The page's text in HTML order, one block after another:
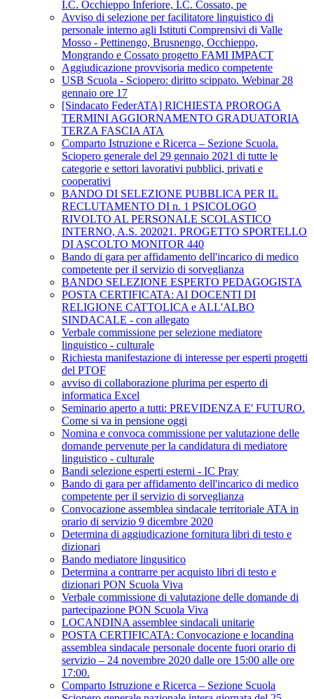
I.C. Occhieppo Inferiore, I.C. Cossato, pe
Avviso di selezione per facilitatore linguistico di
personale interno agli Istituti Comprensivi di Valle
Mosso - Pettinengo, Brusnengo, Occhieppo,
Mongrando e Cossato progetto FAMI IMPACT
Aggiudicazione provvisoria medico competente
USB Scuola - Sciopero: diritto scippato. Webinar 28
gennaio ore 17
[Sindacato FederATA] RICHIESTA PROROGA
TERMINI AGGIORNAMENTO GRADUATORIA
TERZA FASCIA ATA
Comparto Istruzione e Ricerca – Sezione Scuola.
Sciopero generale del 29 gennaio 2021 di tutte le
categorie e settori lavorativi pubblici, privati e
cooperativi
BANDO DI SELEZIONE PUBBLICA PER IL
RECLUTAMENTO DI n. 1 PSICOLOGO
RIVOLTO AL PERSONALE SCOLASTICO
INTERNO, A.S. 202021. PROGETTO SPORTELLO
DI ASCOLTO MONITOR 440
Bando di gara per affidamento dell'incarico di medico
competente per il servizio di sorveglianza
BANDO SELEZIONE ESPERTO PEDAGOGISTA
POSTA CERTIFICATA: AI DOCENTI DI
RELIGIONE CATTOLICA e ALL'ALBO
SINDACALE - con allegato
Verbale commissione per selezione mediatore
linguistico - culturale
Richiesta manifestazione di interesse per esperti progetti
del PTOF
avviso di collaborazione plurima per esperto di
informatica Excel
Seminario aperto a tutti: PREVIDENZA E' FUTURO.
Come si va in pensione oggi
Nomina e convoca commissione per valutazione delle
domande pervenute per la candidatura di mediatore
linguistico - culturale
Bandi selezione esperti esterni - IC Pray
Bando di gara per affidamento dell'incarico di medico
competente per il servizio di sorveglianza
Convocazione assemblea sindacale territoriale ATA in
orario di servizio 9 dicembre 2020
Determina di aggiudicazione fornitura libri di testo e
dizionari
Bando mediatore lingusitico
Determina a contrarre per acquisto libri di testo e
dizionari PON Scuola Viva
Verbale commissione di valutazione delle domande di
partecipazione PON Scuola Viva
LOCANDINA assemblee sindacali unitarie
POSTA CERTIFICATA: Convocazione e locandina
assemblea sindacale personale docente fuori orario di
servizio – 24 novembre 2020 dalle ore 15:00 alle ore
17:00.
Comparto Istruzione e Ricerca – Sezione Scuola